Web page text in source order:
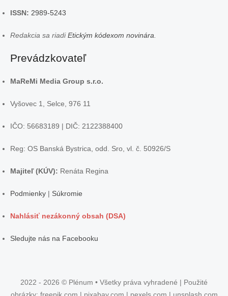
ISSN: 2989-5243
Redakcia sa riadiEtickým kódexom novinára
Prevádzkovateľ
MaReMi Media Group s.r.o.
Vyšovec 1, Selce, 976 11
IČO: 56683189 | DIČ: 2122388400
Reg: OS Banská Bystrica, odd. Sro, vl. č. 50926/S
Majiteľ (KÚV): Renáta Regina
Podmienky | Súkromie
Nahlásiť nezákonný obsah (DSA)
Sledujte nás na Facebooku
2022 - 2026 © Plénum • Všetky práva vyhradené | Použité